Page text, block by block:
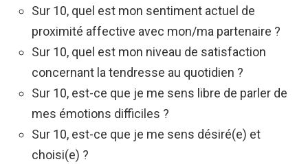
Sur 10, quel est mon sentiment actuel de
proximité affective avec mon/ma partenaire ?
Sur 10, quel est mon niveau de satisfaction
concernant la tendresse au quotidien ?
Sur 10, est-ce que je me sens libre de parler de
mes émotions difficiles ?
Sur 10, est-ce que je me sens désiré(e) et
choisi(e) ?